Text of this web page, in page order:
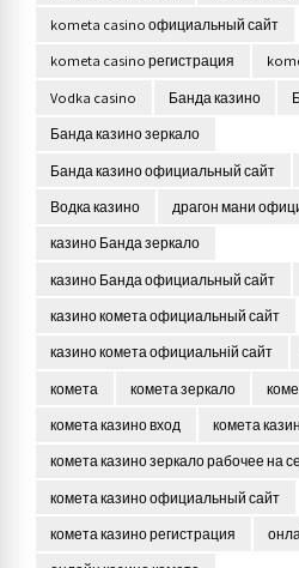
kometa casino официальный сайт
kometa casino регистрация
Vodka casino
Банда казино
Банда казино зеркало
Банда казино официальный сайт
Водка казино
драгон мани
казино Банда зеркало
казино Банда официальный сайт
казино комета официальный сайт
казино комета официальній сайт
комета
комета зеркало
комета казино вход
комета
комета казино зеркало рабочее на
комета казино официальный сайт
комета казино регистрация